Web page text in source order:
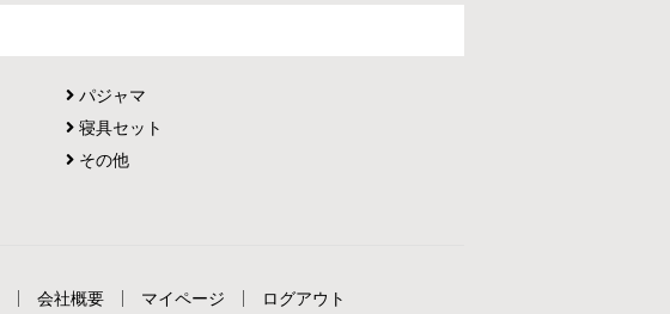
パジャマ
寝具セット
その他
会社概要 マイページ ログアウト